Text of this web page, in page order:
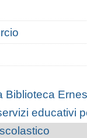
Biblioteca
educativi